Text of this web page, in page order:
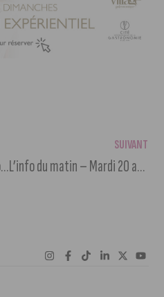
JDA Dijon Basket – Remplissons virtuellement l’Accor Arena !
SUIVANT
L’info du matin – Mardi 20 avril 2021